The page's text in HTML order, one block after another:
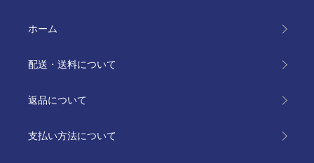
ホーム
配送・送料について
返品について
支払い方法について